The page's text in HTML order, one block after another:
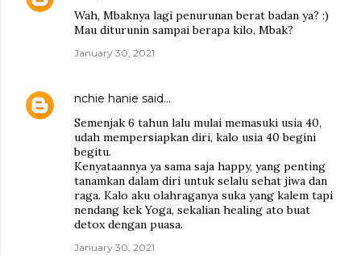
Wah, Mbaknya lagi penurunan berat badan ya? :)
Mau diturunin sampai berapa kilo, Mbak?
January 30, 2021
nchie hanie said…
Semenjak 6 tahun lalu mulai memasuki usia 40,
udah mempersiapkan diri, kalo usia 40 begini
begitu.
Kenyataannya ya sama saja happy, yang penting
tanamkan dalam diri untuk selalu sehat jiwa dan
raga. Kalo aku olahraganya suka yang kalem tapi
nendang kek Yoga, sekalian healing ato buat
detox dengan puasa.
January 30, 2021